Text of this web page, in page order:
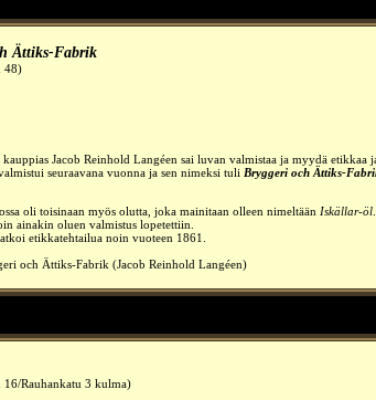
Ättiks-Fabrik
48)
Jacob Reinhold Langéen sai luvan valmistaa ja myydä etikkaa
seuraavana vuonna ja sen nimeksi tuli Bryggeri och Ättiks-
oli toisinaan myös olutta, joka mainitaan olleen nimeltään Iskällar-öl
ainakin oluen valmistus lopetettiin.
etikkatehtailua noin vuoteen 1861.
och Ättiks-Fabrik (Jacob Reinhold Langéen)
Rauhankatu 3 kulma)